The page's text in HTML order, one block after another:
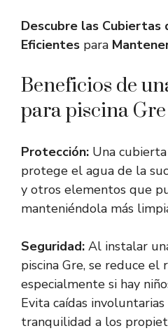
Descubre las Cubiertas
Eficientes para
Beneficios de
para piscina Gre
Protección: Una
protege el agua de la
y otros elementos que
manteniéndola más
Seguridad: Al instalar
piscina Gre, se reduce el
especialmente si hay
Evita caídas
tranquilidad a los